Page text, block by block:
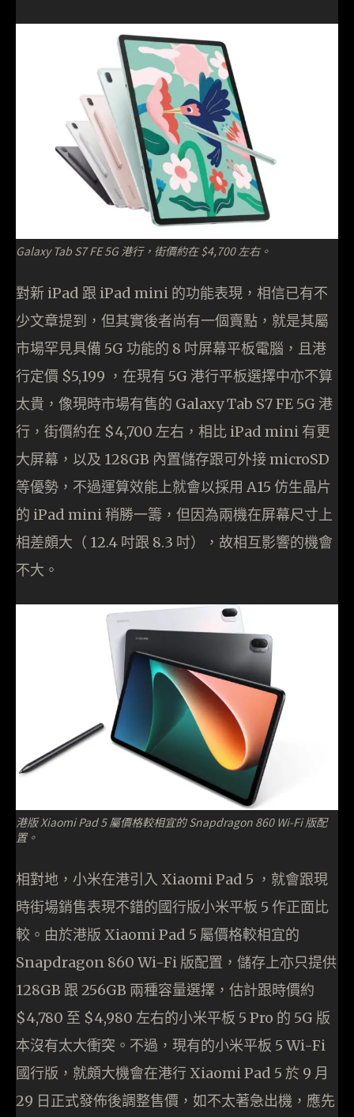
Galaxy Tab S7 FE 5G 港行，街價約在 $4,700 左右。
對新 iPad 跟 iPad mini 的功能表現，相信已有不
少文章提到，但其實後者尚有一個賣點，就是其屬
市場罕見具備 5G 功能的 8 吋屏幕平板電腦，且港
行定價 $5,199 ，在現有 5G 港行平板選擇中亦不算
太貴，像現時市場有售的 Galaxy Tab S7 FE 5G 港
行，街價約在 $4,700 左右，相比 iPad mini 有更
大屏幕，以及 128GB 內置儲存跟可外接 microSD
等優勢，不過運算效能上就會以採用 A15 仿生晶片
的 iPad mini 稍勝一籌，但因為兩機在屏幕尺寸上
相差頗大（ 12.4 吋跟 8.3 吋），故相互影響的機會
不大。
港版 Xiaomi Pad 5 屬價格較相宜的 Snapdragon 860 Wi-Fi 版配
置。
相對地，小米在港引入 Xiaomi Pad 5 ，就會跟現
時街場銷售表現不錯的國行版小米平板 5 作正面比
較。由於港版 Xiaomi Pad 5 屬價格較相宜的
Snapdragon 860 Wi-Fi 版配置，儲存上亦只提供
128GB 跟 256GB 兩種容量選擇，估計跟時價約
$4,780 至 $4,980 左右的小米平板 5 Pro 的 5G 版
本沒有太大衝突。不過，現有的小米平板 5 Wi-Fi
國行版，就頗大機會在港行 Xiaomi Pad 5 於 9 月
29 日正式發佈後調整售價，如不太著急出機，應先